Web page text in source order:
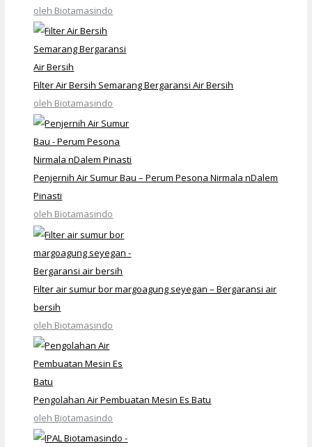
oleh Biotamasindo
Filter Air Bersih Semarang Bergaransi Air Bersih
oleh Biotamasindo
Penjernih Air Sumur Bau – Perum Pesona Nirmala nDalem
Pinasti
oleh Biotamasindo
Filter air sumur bor margoagung seyegan – Bergaransi air
bersih
oleh Biotamasindo
Pengolahan Air Pembuatan Mesin Es Batu
oleh Biotamasindo